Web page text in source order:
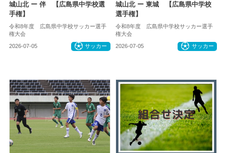
城山北 ー 伴 【広島県中学校選
手権】
令和8年度 広島県中学校サッカー選手
権大会
2026-07-05 サッカー
城山北 ー 東城 【広島県中学校
選手権】
令和8年度 広島県中学校サッカー選手
権大会
2026-07-05 サッカー